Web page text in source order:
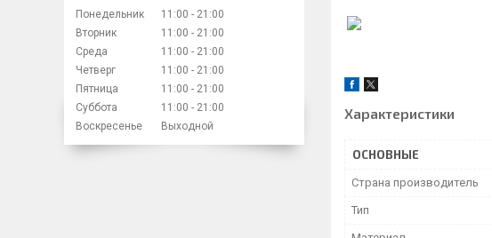
Характеристики
ОСНОВНЫЕ
Страна производитель
Тип
Понедельник 11:00
21:00
Вторник
11:00
21:00
Среда
11:00
21:00
Четверг
11:00
21:00
Пятница
11:00
21:00
Суббота
11:00
21:00
Воскресенье
Выходной